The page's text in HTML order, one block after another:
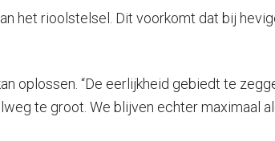
het rioolstelsel. Dit voorkomt dat bij
oplossen. “De eerlijkheid gebiedt te
te groot. We blijven echter maximaal